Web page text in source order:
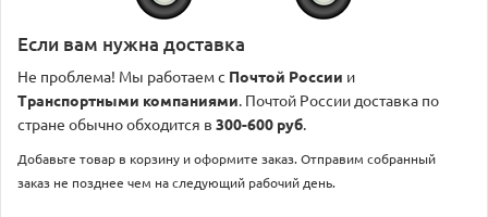
Если вам нужна доставка
Не проблема! Мы работаем с Почтой России и
Транспортными компаниями. Почтой России доставка по
стране обычно обходится в 300-600 руб.
Добавьте товар в корзину и оформите заказ. Отправим собранный
заказ не позднее чем на следующий рабочий день.